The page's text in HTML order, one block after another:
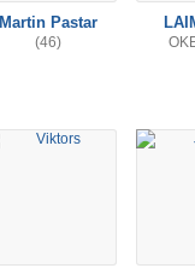
Martin Pastar
(46)